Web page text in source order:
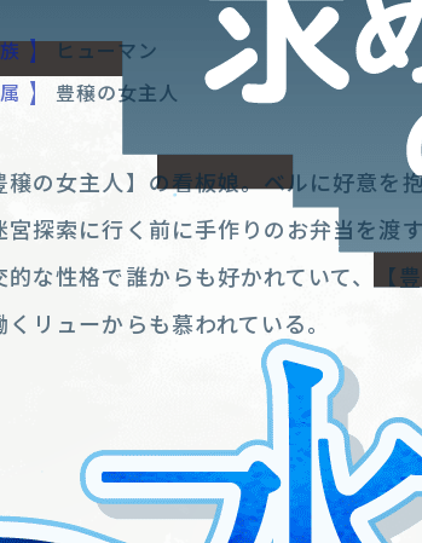
ヒューマン
豊穣の女主人
穣の女主人】の看板娘。ベルに好意を
宮探索に行く前に手作りのお弁当を渡す
的な性格で誰からも好かれていて、【豊
くリューからも慕われている。